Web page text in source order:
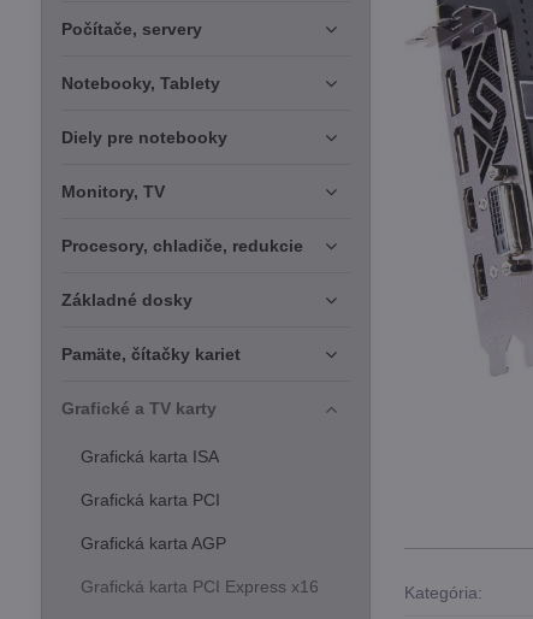
Kategória:
Počítače, servery
Notebooky, Tablety
Diely pre notebooky
Monitory, TV
Procesory, chladiče, redukcie
Základné dosky
Pamäte, čítačky kariet
Grafické a TV karty
Grafická karta ISA
Grafická karta PCI
Grafická karta AGP
Grafická karta PCI Express x16